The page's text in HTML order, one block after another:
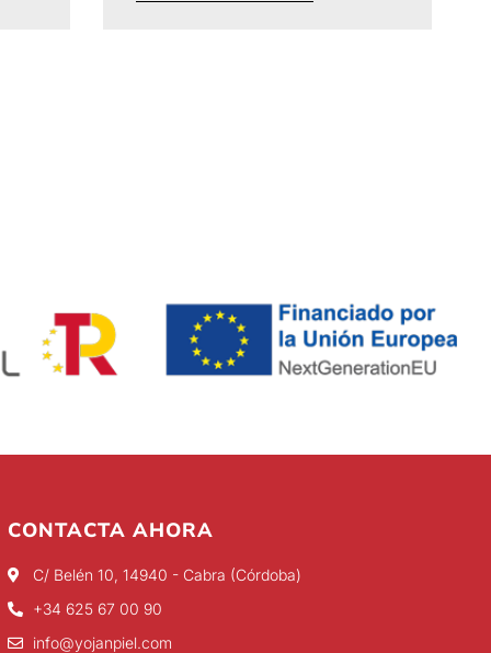
CONTACTA AHORA
C/ Belén 10, 14940 - Cabra (Córdoba)
+34 625 67 00 90
info@yojanpiel.com